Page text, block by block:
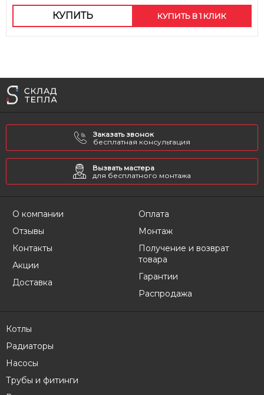
КУПИТЬ КУПИТЬ В 1 КЛИК
Заказать звонок
бесплатная консультация
Вызвать мастера
для бесплатного монтажа
О компании
Отзывы
Контакты
Акции
Доставка
Оплата
Монтаж
Получение и возврат
товара
Гарантии
Распродажа
Котлы
Радиаторы
Насосы
Трубы и фитинги